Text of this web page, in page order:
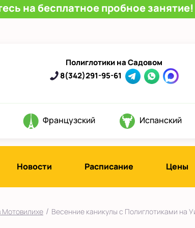
на бесплатное пробное занятие!
Полиглотики на Садовом
8(342)291-95-61
Французский Испанский
Новости Расписание Цены
Мотовилихе / Весенние каникулы с Полиглотиками на